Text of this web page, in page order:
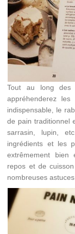
Tout au long
appréhenderez
indispensable, le
de pain traditionnel
sarrasin, lupin,
ingrédients et les
extrêmement bien
repos et de
nombreuses